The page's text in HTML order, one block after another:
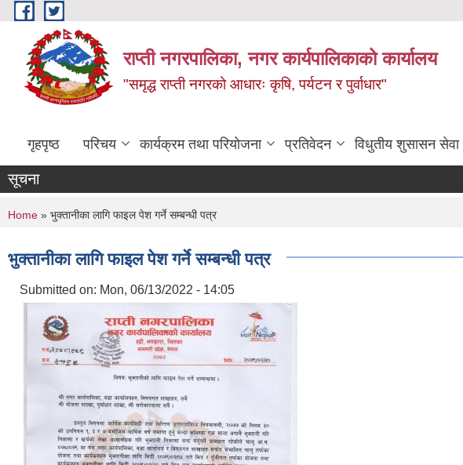
Skip to main content
राप्ती नगरपालिका, नगर कार्यपालिकाको कार्यालय
"समृद्ध राप्ती नगरको आधारः कृषि, पर्यटन र पुर्वाधार"
गृहपृष्ठ परिचय कार्यक्रम तथा परियोजना प्रतिवेदन विधुतीय शुसासन सेवा
सूचना
You are here
Home » भुक्तानीका लागि फाइल पेश गर्ने सम्बन्धी पत्र
भुक्तानीका लागि फाइल पेश गर्ने सम्बन्धी पत्र
Submitted on: Mon, 06/13/2022 - 14:05